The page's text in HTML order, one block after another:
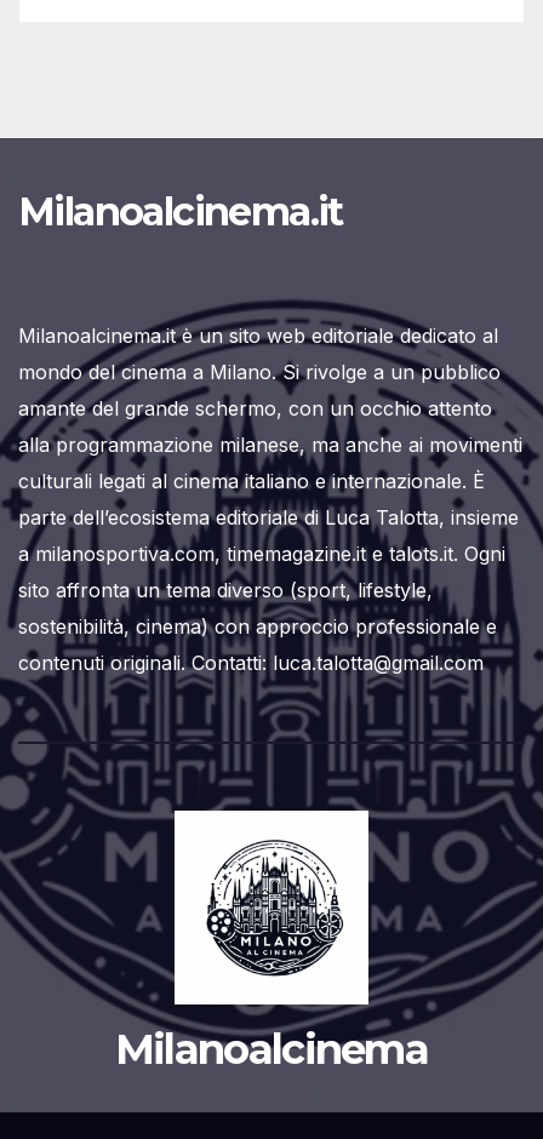
Milanoalcinema.it
Milanoalcinema.it è un sito web editoriale dedicato al
mondo del cinema a Milano. Si rivolge a un pubblico
amante del grande schermo, con un occhio attento
alla programmazione milanese, ma anche ai movimenti
culturali legati al cinema italiano e internazionale. È
parte dell’ecosistema editoriale di Luca Talotta, insieme
a milanosportiva.com, timemagazine.it e talots.it. Ogni
sito affronta un tema diverso (sport, lifestyle,
sostenibilità, cinema) con approccio professionale e
contenuti originali. Contatti: luca.talotta@gmail.com
Milanoalcinema